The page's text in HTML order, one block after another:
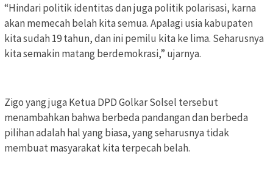
“Hindari politik identitas dan juga politik polarisasi, karna
akan memecah belah kita semua. Apalagi usia kabupaten
kita sudah 19 tahun, dan ini pemilu kita ke lima. Seharusnya
kita semakin matang berdemokrasi,” ujarnya.
Zigo yang juga Ketua DPD Golkar Solsel tersebut
menambahkan bahwa berbeda pandangan dan berbeda
pilihan adalah hal yang biasa, yang seharusnya tidak
membuat masyarakat kita terpecah belah.